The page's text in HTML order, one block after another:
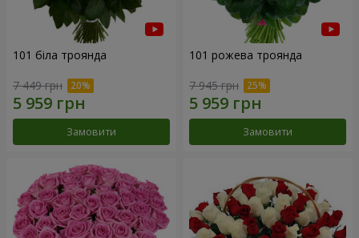
101 біла троянда
7 449 грн
Замовити
101 рожева троянда
7 945 грн
Замовити